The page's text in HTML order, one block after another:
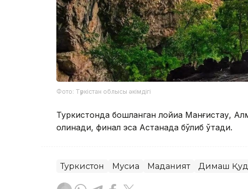
Фото: Түркістан облысы әкімдігі
Туркистонда бошланган лойиҳа Манғистау,
олинади, финал эса Астанада бўлиб ўтади.
Туркистон Мусиқа Маданият Димаш